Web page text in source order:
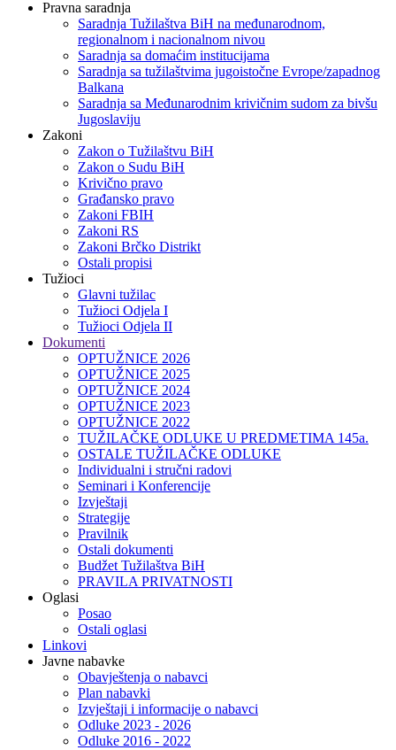
Pravna saradnja
Saradnja Tužilaštva BiH na međunarodnom,
regionalnom i nacionalnom nivou
Saradnja sa domaćim institucijama
Saradnja sa tužilaštvima jugoistočne Evrope/zapadnog
Balkana
Saradnja sa Međunarodnim krivičnim sudom za bivšu
Jugoslaviju
Zakoni
Zakon o Тužilaštvu BiH
Zakon o Sudu BiH
Krivično pravo
Građansko pravo
Zakoni FBIH
Zakoni RS
Zakoni Brčko Distrikt
Ostali propisi
Tužioci
Glavni tužilac
Tužioci Odjela I
Tužioci Odjela II
Dokumenti
OPTUŽNICE 2026
OPTUŽNICE 2025
OPTUŽNICE 2024
OPTUŽNICE 2023
OPTUŽNICE 2022
TUŽILAČKE ODLUKE U PREDMETIMA 145a.
OSTALE TUŽILAČKE ODLUKE
Individualni i stručni radovi
Seminari i Konferencije
Izvještaji
Strategije
Pravilnik
Ostali dokumenti
Budžet Tužilaštva BiH
PRAVILA PRIVATNOSTI
Oglasi
Posao
Ostali oglasi
Linkovi
Javne nabavke
Obavještenja o nabavci
Plan nabavki
Izvještaji i informacije o nabavci
Odluke 2023 - 2026
Odluke 2016 - 2022